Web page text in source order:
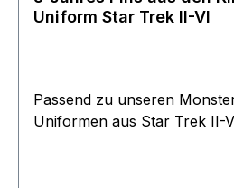
Uniform Star Trek II-VI
Passend zu unseren
Uniformen aus Star Trek II-